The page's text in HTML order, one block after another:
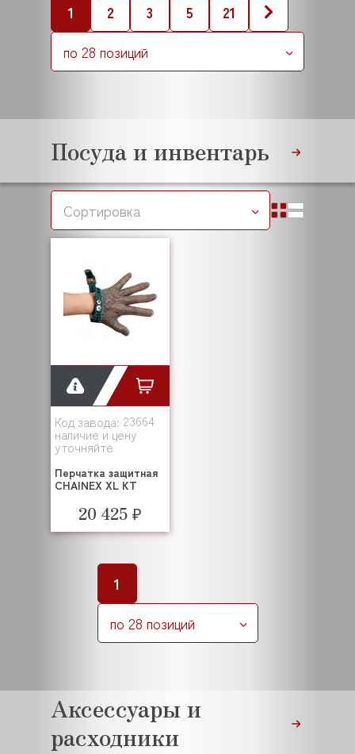
1 2 3 5
21
по 28 позиций
Посуда и инвентарь
Сортировка
Код завода: 23664
наличие и цену
уточняйте
Перчатка защитная
CHAINEX XL KT
20 425 ₽
1
по 28 позиций
Аксессуары и
расходники